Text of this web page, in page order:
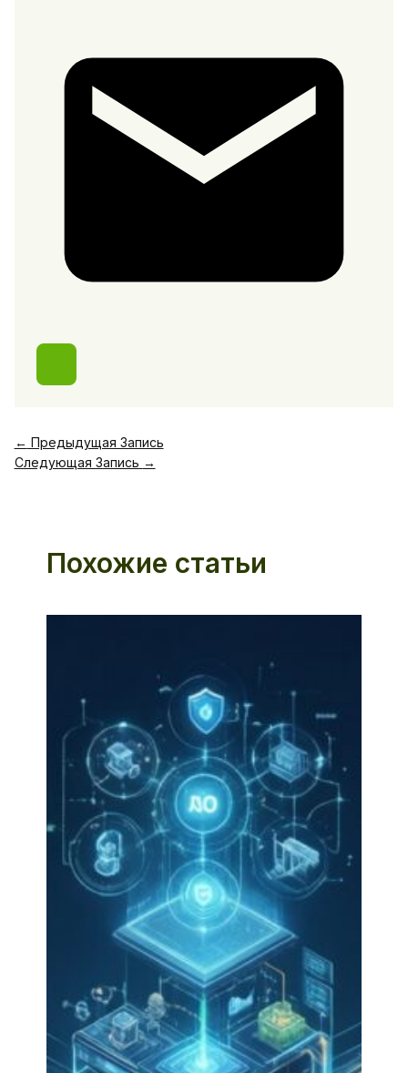
← Предыдущая Запись
Следующая Запись →
Похожие статьи